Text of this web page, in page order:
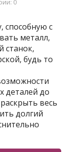
0
способную с
металл,
станок,
будь то
деталей до
весь
долгий